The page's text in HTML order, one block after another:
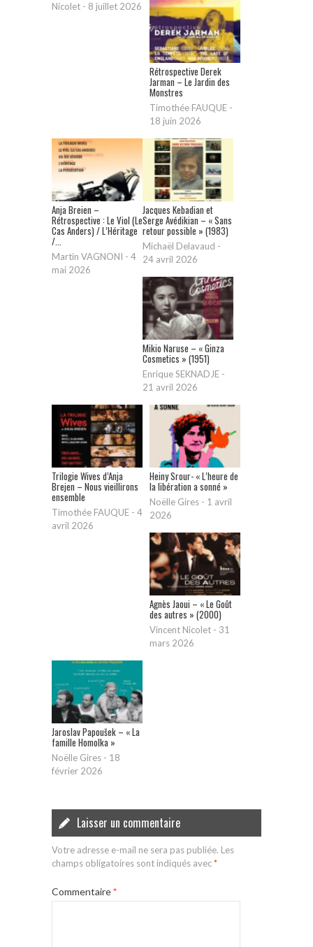
Nicolet - 8 juillet 2026
Rétrospective Derek
Jarman – Le Jardin des
Monstres
Timothée FAUQUE -
18 juin 2026
Anja Breien –
Rétrospective : Le Viol (Le
Cas Anders) / L’Héritage
/...
Martin VAGNONI - 4
mai 2026
Jacques Kebadian et
Serge Avédikian – « Sans
retour possible » (1983)
Michaël Delavaud -
24 avril 2026
Mikio Naruse – « Ginza
Cosmetics » (1951)
Enrique SEKNADJE -
21 avril 2026
Trilogie Wives d’Anja
Brejen – Nous vieillirons
ensemble
Timothée FAUQUE - 4
avril 2026
Heiny Srour- « L’heure de
la libération a sonné »
Noëlle Gires - 1 avril
2026
Agnès Jaoui – « Le Goût
des autres » (2000)
Vincent Nicolet - 31
mars 2026
Jaroslav Papoušek – « La
famille Homolka »
Noëlle Gires - 18
février 2026
Laisser un commentaire
Votre adresse e-mail ne sera pas publiée. Les
champs obligatoires sont indiqués avec*
Commentaire*